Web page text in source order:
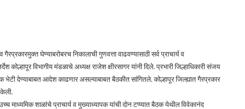
व गैरप्रकारमुक्त घेण्याबरोबरच निकालाची गुणवत्ता वाढवण्यासाठी सर्व प्राचार्य व
कोल्हापूर विभागीय मंडळाचे अध्यक्ष राजेश क्षीरसागर यांनी दिले. प्रभारी जिल्हाधिकारी संजय
भेटी देण्याबाबत आदेश काढणार असल्याबाबत बैठकीत सांगितले. कोल्हापूर जिल्ह्यात गैरप्रकार
केली.
माध्यमिक शाळांचे प्राचार्य व मुख्याध्यापक यांची दोन टप्प्यात बैठक येथील विवेकानंद